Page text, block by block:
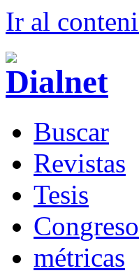
Ir al conteni
Buscar
Revistas
Tesis
Con
métricas